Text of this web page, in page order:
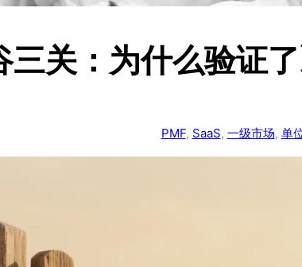
三关：为什么验证
PMF, SaaS, 一级市场, 单